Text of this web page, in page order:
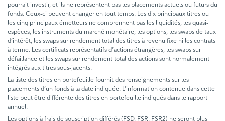
pourrait investir, et ils ne représentent pas les placements actuels ou futurs du
fonds. Ceux-ci peuvent changer en tout temps. Les dix principaux titres ou
les cinq principaux émetteurs ne comprennent pas les liquidités, les quasi-
espèces, les instruments du marché monétaire, les options, les swaps de taux
d’intérêt, les swaps sur rendement total des titres à revenu fixe ni les contrats
à terme. Les certificats représentatifs d’actions étrangères, les swaps sur
défaillance et les swaps sur rendement total des actions sont normalement
intégrés aux titres sous-jacents.
La liste des titres en portefeuille fournit des renseignements sur les
placements d’un fonds à la date indiquée. L’information contenue dans cette
liste peut être différente des titres en portefeuille indiqués dans le rapport
annuel.
Les options à frais de souscription différés (FSD, FSR, FSR2) ne seront plus